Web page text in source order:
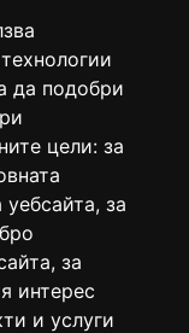
да подобри
цели: за
, за
, за
интерес
и услуги